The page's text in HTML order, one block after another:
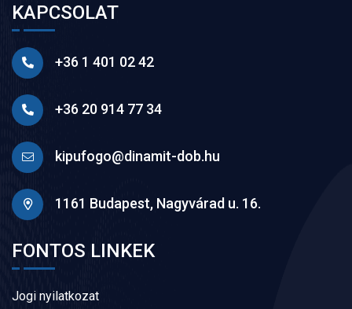
KAPCSOLAT
+36 1 401 02 42
+36 20 914 77 34
kipufogo@dinamit-dob.hu
1161 Budapest, Nagyvárad u. 16.
FONTOS LINKEK
Jogi nyilatkozat